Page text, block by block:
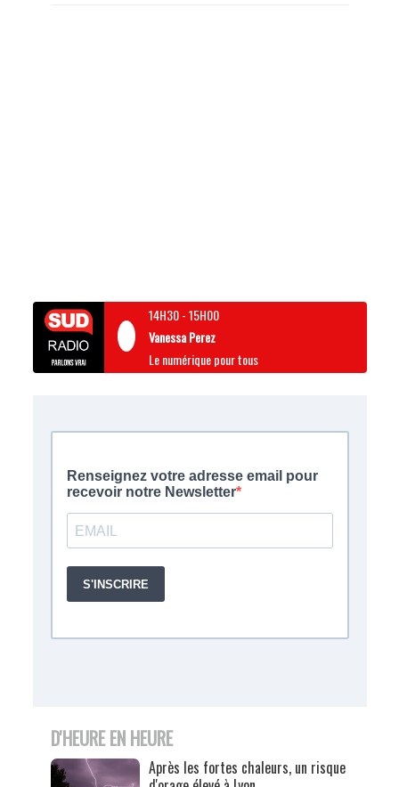
14H30-15H00
Vanessa Perez
Le numérique pour tous
D'HEURE EN HEURE
Après les fortes chaleurs, un risque